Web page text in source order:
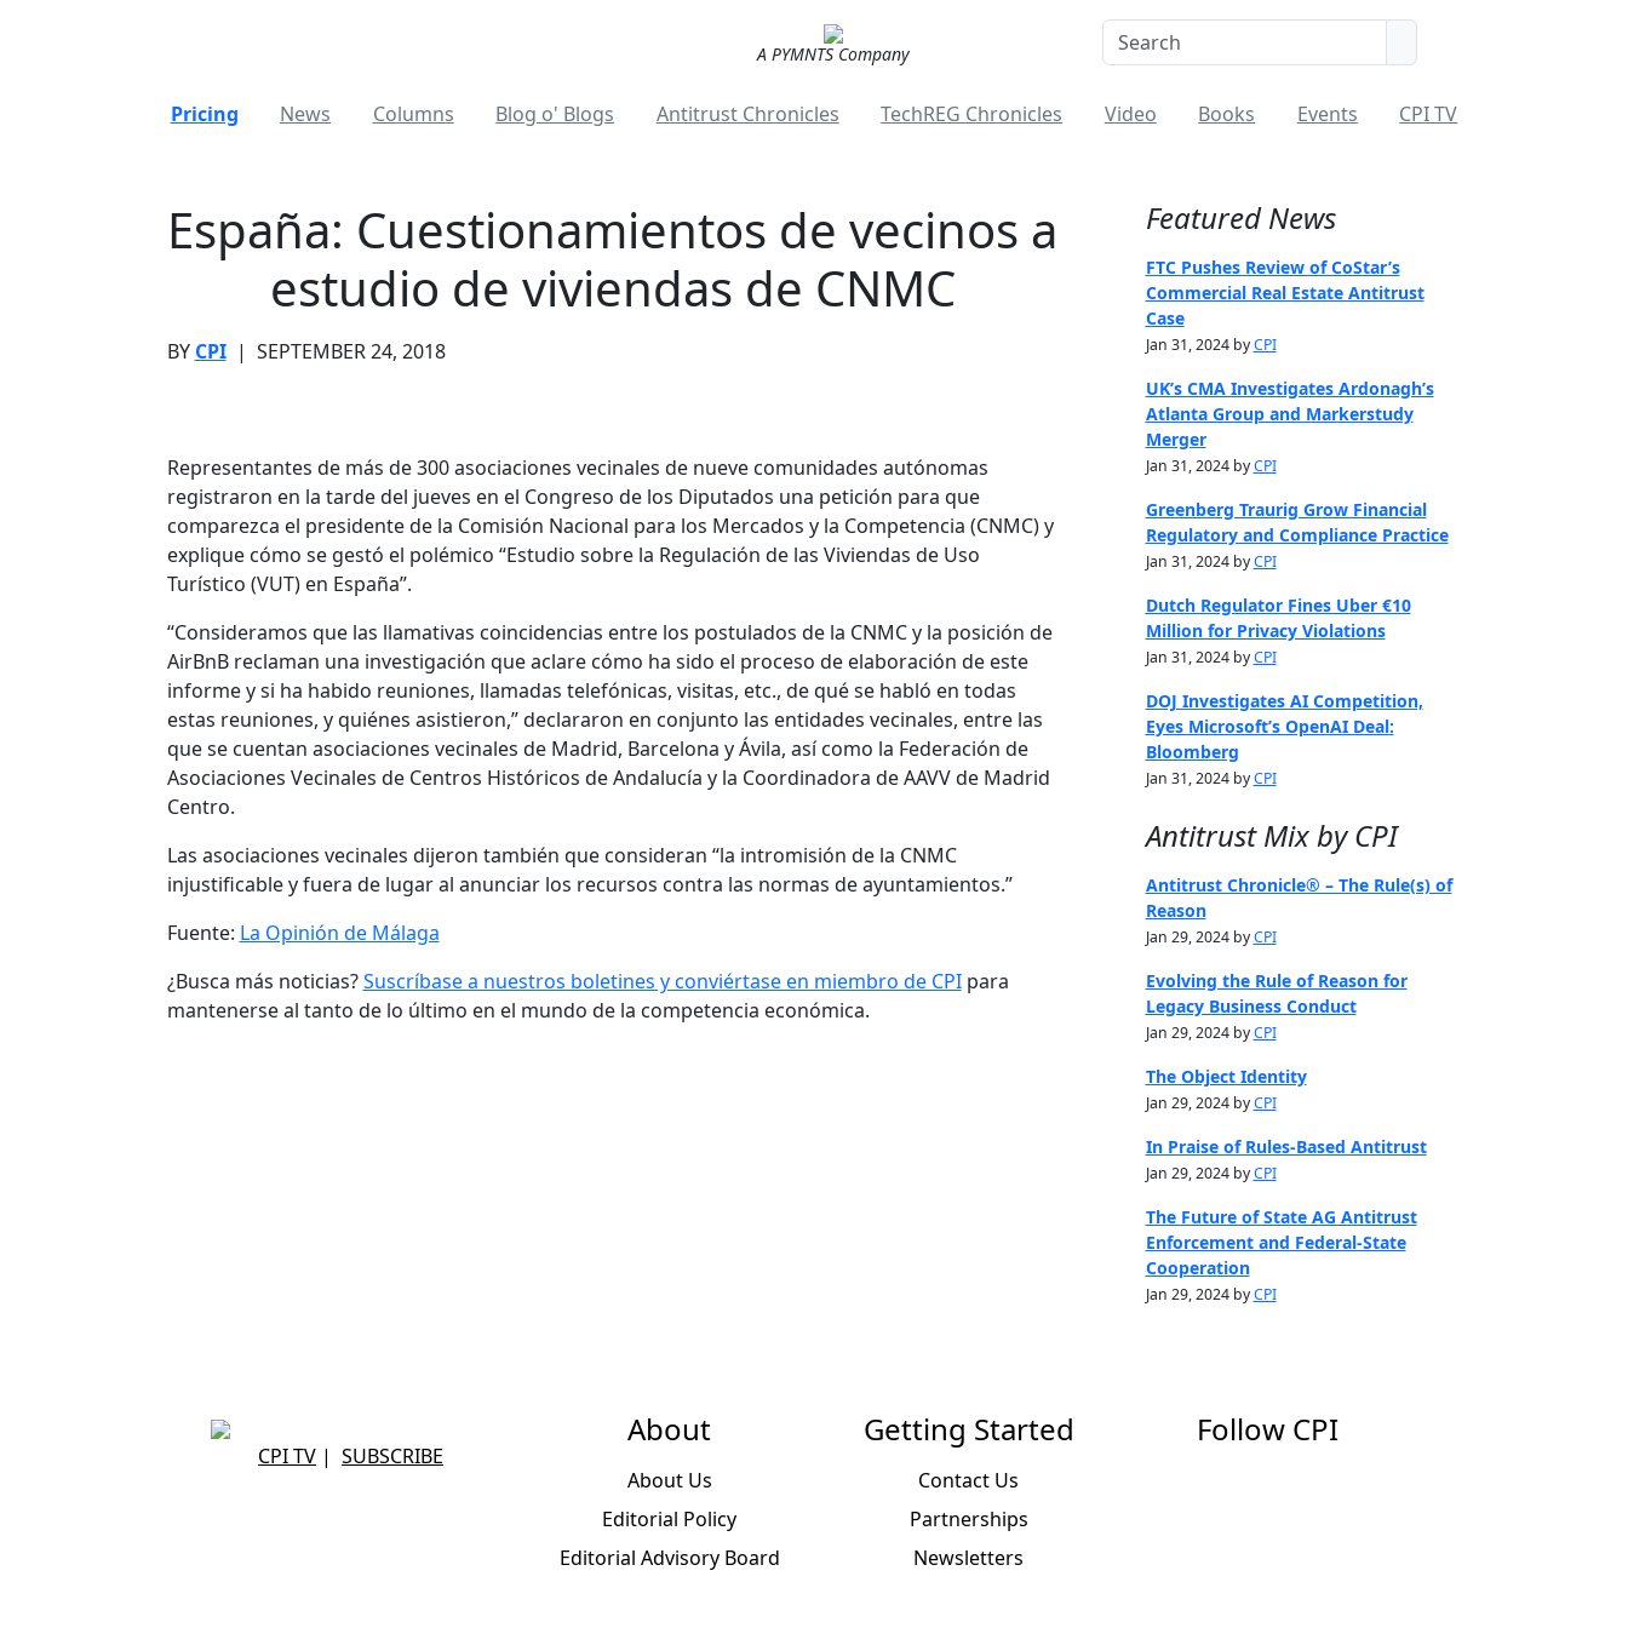
A PYMNTS Company
Pricing News Columns Blog o' Blogs Antitrust Chronicles TechREG Chronicles Video Books Events CPI TV
España: Cuestionamientos de vecinos a
estudio de viviendas de CNMC
BY CPI | SEPTEMBER 24, 2018
Representantes de más de 300 asociaciones vecinales de nueve comunidades autónomas
registraron en la tarde del jueves en el Congreso de los Diputados una petición para que
comparezca el presidente de la Comisión Nacional para los Mercados y la Competencia (CNMC) y
explique cómo se gestó el polémico “Estudio sobre la Regulación de las Viviendas de Uso
Turístico (VUT) en España”.
“Consideramos que las llamativas coincidencias entre los postulados de la CNMC y la posición de
AirBnB reclaman una investigación que aclare cómo ha sido el proceso de elaboración de este
informe y si ha habido reuniones, llamadas telefónicas, visitas, etc., de qué se habló en todas
estas reuniones, y quiénes asistieron,” declararon en conjunto las entidades vecinales, entre las
que se cuentan asociaciones vecinales de Madrid, Barcelona y Ávila, así como la Federación de
Asociaciones Vecinales de Centros Históricos de Andalucía y la Coordinadora de AAVV de Madrid
Centro.
Las asociaciones vecinales dijeron también que consideran “la intromisión de la CNMC
injustificable y fuera de lugar al anunciar los recursos contra las normas de ayuntamientos.”
Fuente: La Opinión de Málaga
¿Busca más noticias?Suscríbase a nuestros boletines y conviértase en miembro de CPIpara
mantenerse al tanto de lo último en el mundo de la competencia económica.
Featured News
FTC Pushes Review of CoStar’s
Commercial Real Estate Antitrust
Case
Jan 31, 2024 byCPI
UK’s CMA Investigates Ardonagh’s
Atlanta Group and Markerstudy
Merger
Jan 31, 2024 byCPI
Greenberg Traurig Grow Financial
Regulatory and Compliance Practice
Jan 31, 2024 byCPI
Dutch Regulator Fines Uber €10
Million for Privacy Violations
Jan 31, 2024 byCPI
DOJ Investigates AI Competition,
Eyes Microsoft’s OpenAI Deal:
Bloomberg
Jan 31, 2024 byCPI
Antitrust Mix by CPI
Antitrust Chronicle® – The Rule(s) of
Reason
Jan 29, 2024 byCPI
Evolving the Rule of Reason for
Legacy Business Conduct
Jan 29, 2024 byCPI
The Object Identity
Jan 29, 2024 byCPI
In Praise of Rules-Based Antitrust
Jan 29, 2024 byCPI
The Future of State AG Antitrust
Enforcement and Federal-State
Cooperation
Jan 29, 2024 byCPI
CPI TV | SUBSCRIBE
About
About Us
Editorial Policy
Editorial Advisory Board
Getting Started
Contact Us
Partnerships
Newsletters
Follow CPI